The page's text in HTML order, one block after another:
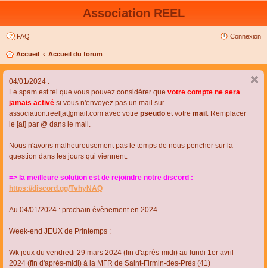
Association REEL
FAQ Connexion
Accueil Accueil du forum
04/01/2024 :
Le spam est tel que vous pouvez considérer que votre compte ne sera
jamais activé si vous n'envoyez pas un mail sur
association.reel[at]gmail.com avec votre pseudo et votre mail . Remplacer
le [at] par @ dans le mail.
Nous n'avons malheureusement pas le temps de nous pencher sur la
question dans les jours qui viennent.
=> la meilleure solution est de rejoindre notre discord :
https://discord.gg/TvhyNAQ
Au 04/01/2024 : prochain évènement en 2024
Week-end JEUX de Printemps :
Wk jeux du vendredi 29 mars 2024 (fin d'après-midi) au lundi 1er avril
2024 (fin d'après-midi) à la MFR de Saint-Firmin-des-Près (41)